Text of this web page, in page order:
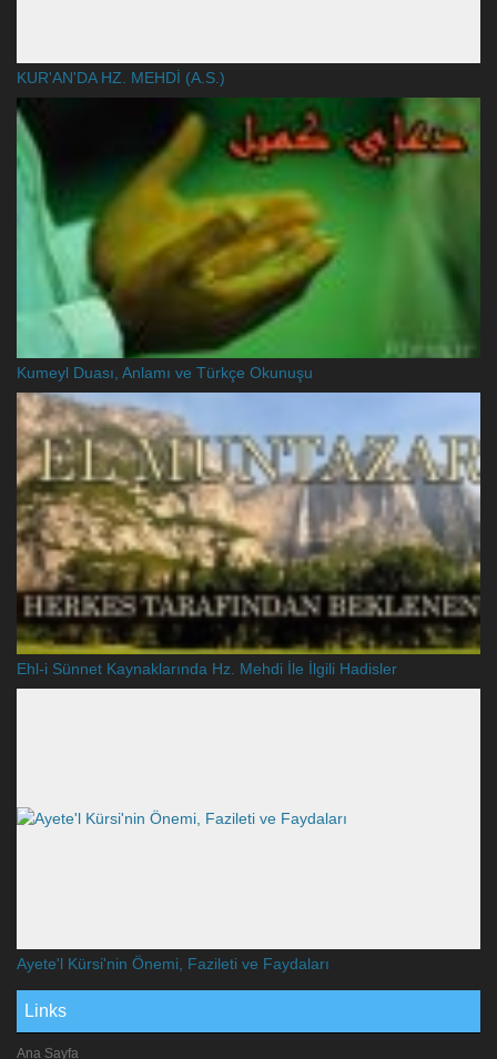
KUR'AN'DA HZ. MEHDİ (A.S.)
Kumeyl Duası, Anlamı ve Türkçe Okunuşu
Ehl-i Sünnet Kaynaklarında Hz. Mehdi İle İlgili Hadisler
Ayete'l Kürsi'nin Önemi, Fazileti ve Faydaları
Links
Ana Sayfa